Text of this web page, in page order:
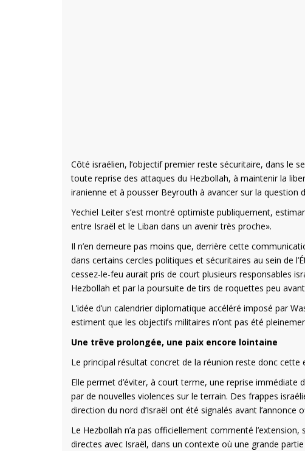
Côté israélien, l’objectif premier reste sécuritaire, dans le
toute reprise des attaques du Hezbollah, à maintenir la
iranienne et à pousser Beyrouth à avancer sur la question
Yechiel Leiter s’est montré optimiste publiquement,
entre Israël et le Liban dans un avenir très proche».
Il n’en demeure pas moins que, derrière cette
dans certains cercles politiques et sécuritaires au sein de
cessez-le-feu aurait pris de court plusieurs responsables
Hezbollah et par la poursuite de tirs de roquettes peu
L’idée d’un calendrier diplomatique accéléré imposé par
estiment que les objectifs militaires n’ont pas été
Une trêve prolongée, une paix encore lointaine
Le principal résultat concret de la réunion reste donc cette
Elle permet d’éviter, à court terme, une reprise
par de nouvelles violences sur le terrain. Des frappes
direction du nord d’Israël ont été signalés avant l’annonce
Le Hezbollah n’a pas officiellement commenté
directes avec Israël, dans un contexte où une grande